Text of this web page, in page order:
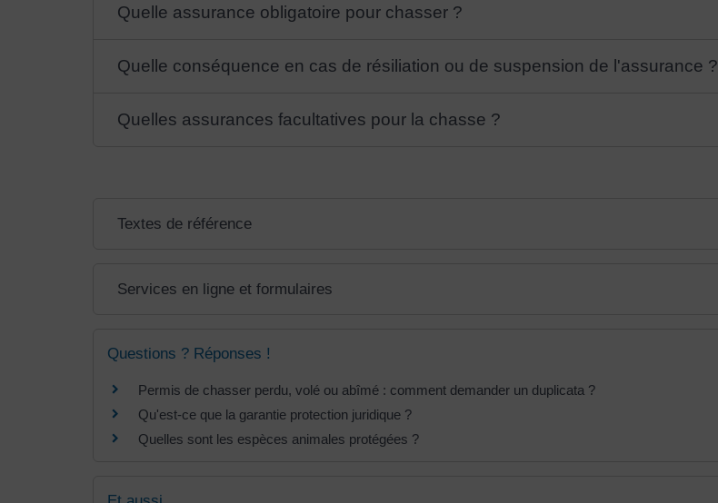
Quelle assurance obligatoire pour chasser ?
Quelle conséquence en cas de résiliation ou de suspension de l'assurance ?
Quelles assurances facultatives pour la chasse ?
Textes de référence
Services en ligne et formulaires
Questions ? Réponses !
Permis de chasser perdu, volé ou abîmé : comment demander un duplicata ?
Qu'est-ce que la garantie protection juridique ?
Quelles sont les espèces animales protégées ?